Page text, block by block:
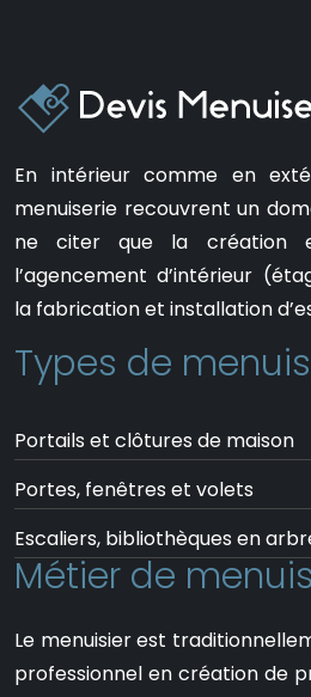
En intérieur comme en
menuiserie recouvrent un
ne citer que la création
l’agencement d’intérieur
la fabrication et installation
Types de
Portails et clôtures de maison
Portes, fenêtres et volets
Escaliers, bibliothèques en
Métier de
Le menuisier est
professionnel en création de